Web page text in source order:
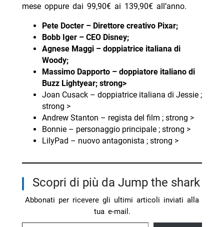
mese oppure dai 99,90€ ai 139,90€ all’anno.
Pete Docter – Direttore creativo Pixar;
Bobb Iger – CEO Disney;
Agnese Maggi – doppiatrice italiana di
Woody;
Massimo Dapporto – doppiatore italiano di
Buzz Lightyear; strong>
Joan Cusack – doppiatrice italiana di Jessie ;
strong >
Andrew Stanton – regista del film ; strong >
Bonnie – personaggio principale ; strong >
LilyPad – nuovo antagonista ; strong >
Scopri di più da Jump the shark
Abbonati per ricevere gli ultimi articoli inviati alla
tua e-mail.
Digita la tua e-mail...